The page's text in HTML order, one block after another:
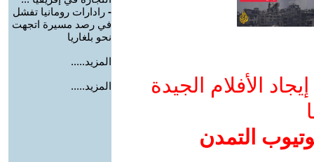
الأفلام الجيدة
التمدن
- رادارات رومانيا تفشل
في رصد مسيرة اتجهت
نحو بلغاريا
المزيد.....
المزيد.....